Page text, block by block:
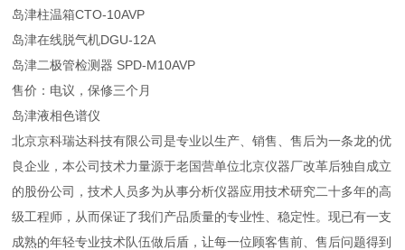
岛津柱温箱CTO-10AVP
岛津在线脱气机DGU-12A
岛津二极管检测器 SPD-M10AVP
售价：电议，保修三个月
岛津液相色谱仪
北京京科瑞达科技有限公司是专业以生产、销售、售后为一条龙的优
良企业，本公司技术力量源于老国营单位北京仪器厂改革后独自成立
的股份公司，技术人员多为从事分析仪器应用技术研究二十多年的高
级工程师，从而保证了我们产品质量的专业性、稳定性。现已有一支
成熟的年轻专业技术队伍做后盾，让每一位顾客售前、售后问题得到